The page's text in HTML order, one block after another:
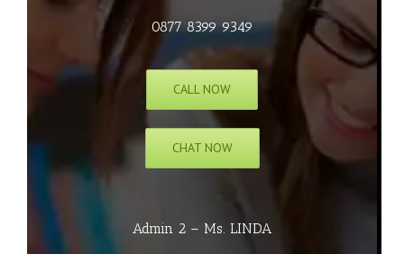
0877 8399 9349
CALL NOW
CHAT NOW
Admin 2 – Ms. LINDA